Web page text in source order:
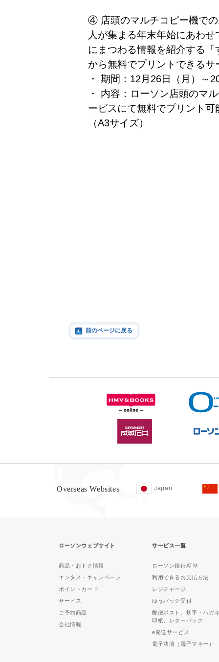
④ 店頭のマルチコピー機で
人が集まる年末年始にあわ
にまつわる情報を紹介する
から無料でプリントできる
・ 期間：12月26日（月）～
・ 内容：ローソン店頭のマ
ービスにて無料でプリント可
（A3サイズ）
前のページに戻る
Overseas Websites Japan
ローソンウェブサイト
商品・おトク情報
エンタメ・キャンペーン
ポイントカード
サービス
ご予約商品
会社情報
サービス一覧
ローソン銀行ATM
利用できるお支払方法
レジチャージ
ゆうパック受付
郵便ポスト、切手・ハガ
印紙、レターパック
e発送サービス
電子決済（電子マネー）